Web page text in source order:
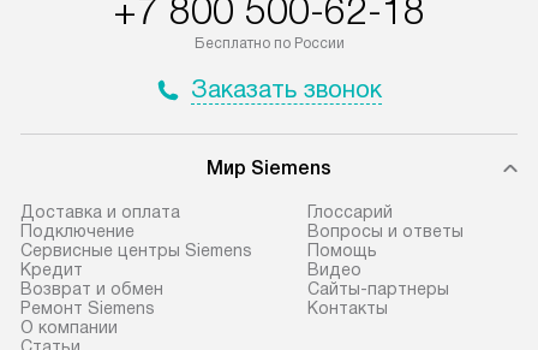
доставляются бесплатно по
Москве в пределах МКАД, и
не предусмотрена.
доставки доставит упакованный
требуется переместить прибор
до двери квартиры или до места
установки, пожалуйста,
предварительно согласуйте это
с менеджером. За данную услугу
материалы.
Стандартная
и
+7 800 500-62-18
Бесплатно по России
Заказать звонок
Мир Siemens
Доставка и оплата
Подключение
Сервисные центры Siemens
Кредит
Возврат и обмен
Ремонт Siemens
О компании
Глоссарий
Вопросы и ответы
Помощь
Видео
Сайты-партнеры
Контакты